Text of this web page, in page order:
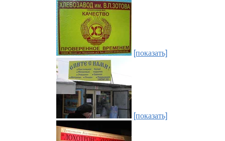
[показать]
[показать]